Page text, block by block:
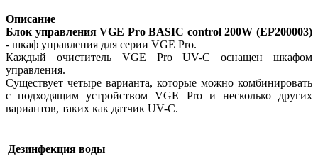
Описание
Блок управления VGE Pro BASIC control 200W (EP200003)
- шкаф управления для серии VGE Pro.
Каждый очиститель VGE Pro UV-C оснащен шкафом
управления.
Существует четыре варианта, которые можно комбинировать
с подходящим устройством VGE Pro и несколько других
вариантов, таких как датчик UV-C.
Дезинфекция воды